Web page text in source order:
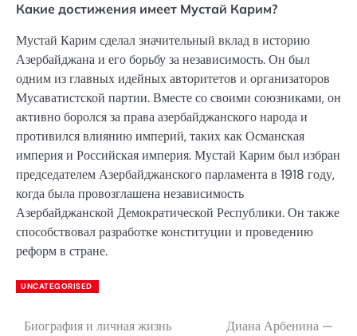
Какие достижения имеет Мустай Карим?
Мустай Карим сделал значительный вклад в историю
Азербайджана и его борьбу за независимость. Он был
одним из главных идейных авторитетов и организаторов
Мусаватистской партии. Вместе со своими союзниками, он
активно боролся за права азербайджанского народа и
противился влиянию империй, таких как Османская
империя и Российская империя. Мустай Карим был избран
председателем Азербайджанского парламента в 1918 году,
когда была провозглашена независимость
Азербайджанской Демократической Республики. Он также
способствовал разработке конституции и проведению
реформ в стране.
UNCATEGORISED
Навигация
Биография и личная жизнь Диана Арбенина —